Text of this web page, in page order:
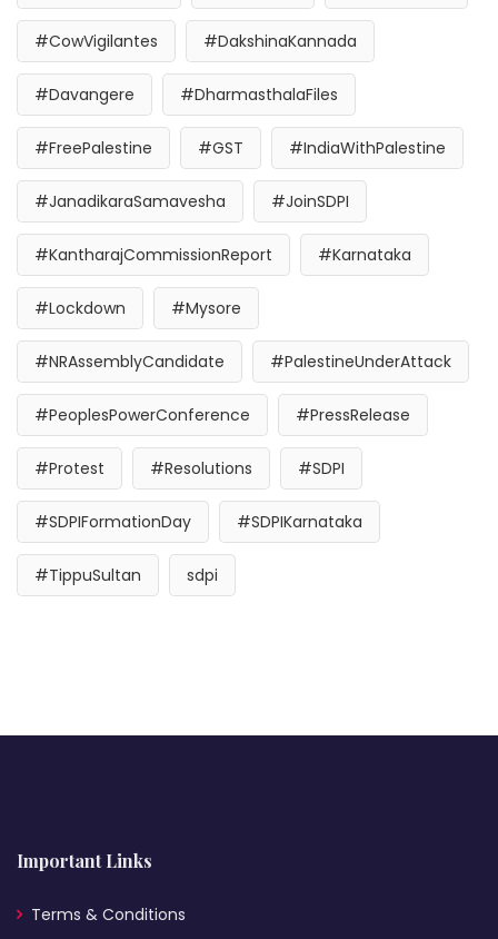
#CowVigilantes #DakshinaKannada
#Davangere #DharmasthalaFiles
#FreePalestine #GST #IndiaWithPalestine
#JanadikaraSamavesha #JoinSDPI
#KantharajCommissionReport #Karnataka
#Lockdown #Mysore
#NRAssemblyCandidate #PalestineUnderAttack
#PeoplesPowerConference #PressRelease
#Protest #Resolutions #SDPI
#SDPIFormationDay #SDPIKarnataka
#TippuSultan sdpi
Important Links
Terms & Conditions